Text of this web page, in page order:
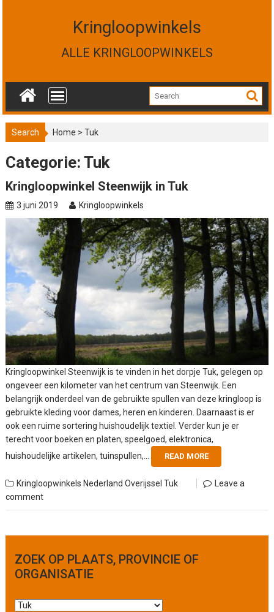
n
Kringloopwinkels
ALLE KRINGLOOPWINKELS
Search Home >Tuk
Categorie: Tuk
Kringloopwinkel Steenwijk in Tuk
3 juni 2019 Kringloopwinkels
Kringloopwinkel Steenwijk is te vinden in het dorpje Tuk, gelegen op
ongeveer een kilometer van het centrum van Steenwijk. Een
belangrijk onderdeel van de gebruikte spullen van deze kringloop is
gebruikte kleding voor dames, heren en kinderen. Daarnaast is er
ook een ruime sortering huishoudelijk textiel. Verder kun je er
terecht voor boeken en platen, speelgoed, elektronica,
huishoudelijke artikelen, tuinspullen,...
READ MORE
Kringloopwinkels Nederland Overijssel Tuk
Leave a
comment
ZOEK OP PLAATS, PROVINCIE OF
ORGANISATIE
Z